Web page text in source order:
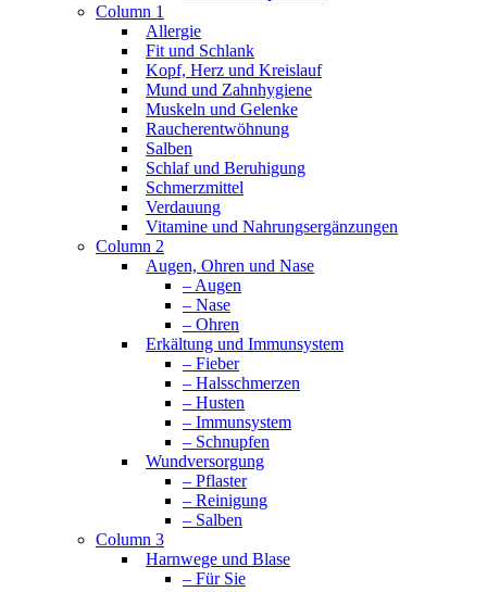
Column 1
Allergie
Fit und Schlank
Kopf, Herz und Kreislauf
Mund und Zahnhygiene
Muskeln und Gelenke
Raucherentwöhnung
Salben
Schlaf und Beruhigung
Schmerzmittel
Verdauung
Vitamine und Nahrungsergänzungen
Column 2
Augen, Ohren und Nase
– Augen
– Nase
– Ohren
Erkältung und Immunsystem
– Fieber
– Halsschmerzen
– Husten
– Immunsystem
– Schnupfen
Wundversorgung
– Pflaster
– Reinigung
– Salben
Column 3
Harnwege und Blase
– Für Sie